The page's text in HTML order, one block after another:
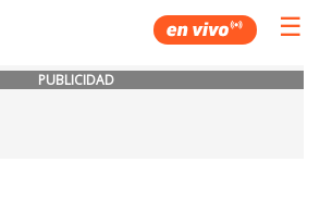
☰
PUBLICIDAD